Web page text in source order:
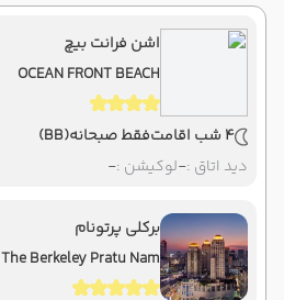
اشن فرانت بیچ
OCEAN FRONT BEACH
4 شب اقامت فقط صبحانه(BB)
دید اتاق :-لوکیشن :-
برکلی پرتونام
The Berkeley Pratu Nam